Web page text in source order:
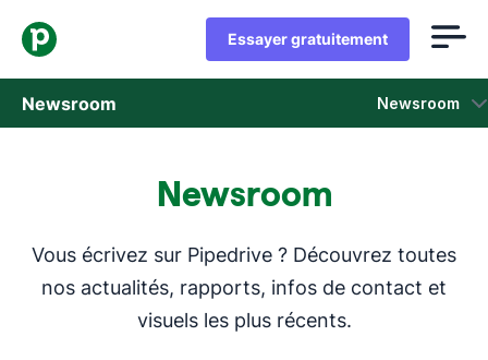
Essayer gratuitement
Newsroom Newsroom
Contacts presse
Newsroom
Vous écrivez sur Pipedrive ? Découvrez toutes
nos actualités, rapports, infos de contact et
visuels les plus récents.